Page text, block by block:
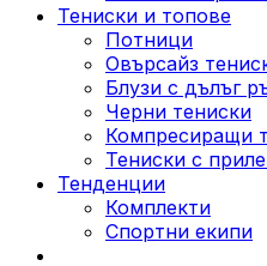
Тениски и топове
Потници
Овърсайз
Блузи с дълъг
Черни тениски
Компресиращи
Тениски с
Тенденции
Комплекти
Спортни екипи